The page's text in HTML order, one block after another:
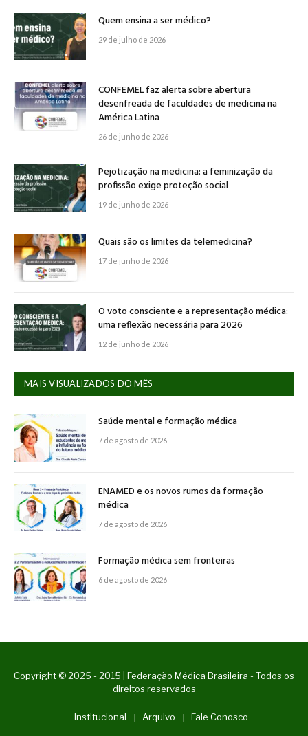
Quem ensina a ser médico?
29 de julho de 2026
CONFEMEL faz alerta sobre abertura
desenfreada de faculdades de medicina na
América Latina
26 de junho de 2026
Pejotização na medicina: a feminização da
profissão exige proteção social
19 de junho de 2026
Quais são os limites da telemedicina?
17 de junho de 2026
O voto consciente e a representação médica:
uma reflexão necessária para 2026
12 de junho de 2026
MAIS VISUALIZADOS DO MÊS
Saúde mental e formação médica
7 de agosto de 2026
ENAMED e os novos rumos da formação
médica
7 de agosto de 2026
Formação médica sem fronteiras
6 de agosto de 2026
Copyright © 2025 - 2015 | Federação Médica Brasileira - Todos os
direitos reservados
Institucional Arquivo Fale Conosco